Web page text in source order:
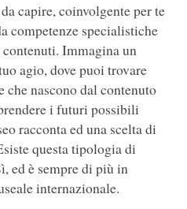
capire, coinvolgente per te
competenze specialistiche
Immagina un
agio, dove puoi trovare
che nascono dal contenuto
i futuri possibili
racconta ed una scelta di
questa tipologia di
ed è sempre di più in
internazionale.